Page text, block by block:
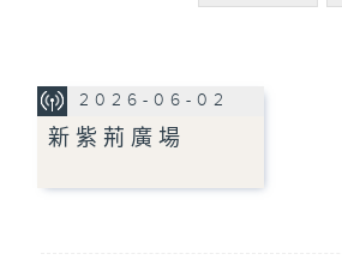
2026-06-02
新紫荊廣場